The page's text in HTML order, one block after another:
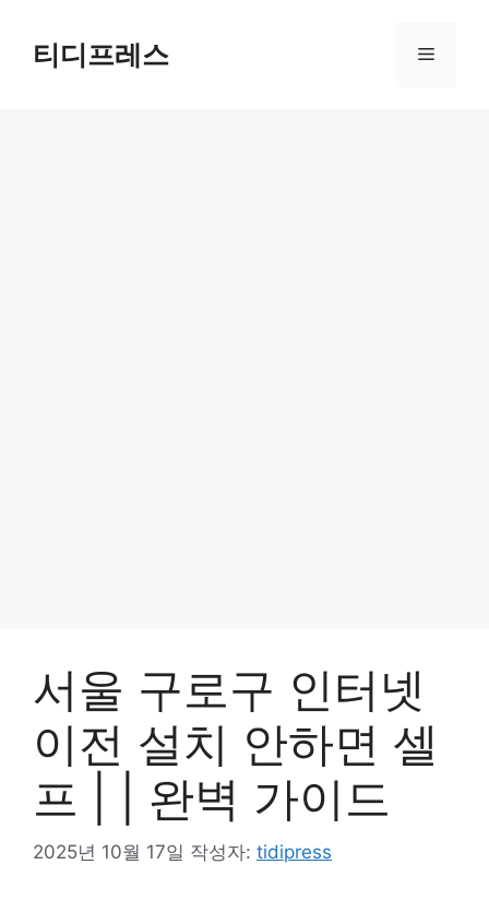
티디프레스 메
서울 구로구 인터넷
이전 설치 안하면 셀
프 | | 완벽 가이드
2025년 10월 17일 작성자: tidipress